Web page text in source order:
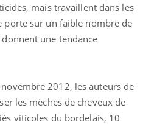
mais travaillent dans les
porte sur un faible nombre de
une tendance
2012, les auteurs de
les mèches de cheveux de
viticoles du bordelais, 10